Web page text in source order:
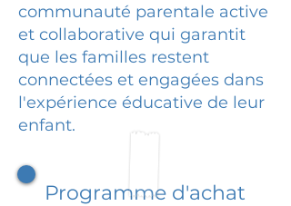
communauté parentale active
et collaborative qui garantit
que les familles restent
connectées et engagées dans
l'expérience éducative de leur
enfant.
Programme d'achat